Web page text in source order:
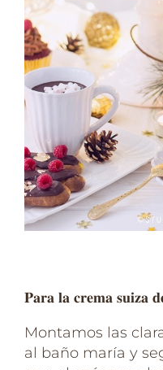
𝐏𝐚𝐫𝐚 𝐥𝐚 𝐜𝐫𝐞𝐦𝐚 𝐬𝐮𝐢𝐳𝐚
Montamos las
al baño maría y